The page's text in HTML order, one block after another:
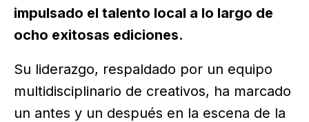
impulsado el talento local a lo largo de
ocho exitosas ediciones.
Su liderazgo, respaldado por un equipo
multidisciplinario de creativos, ha marcado
un antes y un después en la escena de la